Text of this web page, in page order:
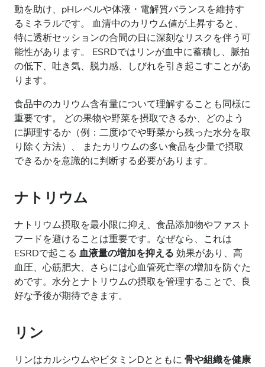
動を助け、pHレベルや体液・電解質バランスを維持す
るミネラルです。 血清中のカリウム値が上昇すると、
特に透析セッションの合間の日に深刻なリスクを伴う可
能性があります。 ESRDではリンが血中に蓄積し、脈拍
の低下、吐き気、脱力感、しびれを引き起こすことがあ
ります。
食品中のカリウム含有量について理解することも同様に
重要です。 どの果物や野菜を摂取できるか、どのよう
に調理するか（例：二度ゆでや野菜から残った水分を取
り除く方法）、 またカリウムの多い食品を少量で摂取
できるかを意識的に判断する必要があります。
ナトリウム
ナトリウム摂取を最小限に抑え、食品添加物やファスト
フードを避けることは重要です。なぜなら、これは
ESRDで起こる 血液量の増加を抑える 効果があり、高
血圧、心筋肥大、さらには心血管死亡率の増加を防ぐた
めです。水分とナトリウムの摂取を管理することで、良
好な予後が期待できます。
リン
リンはカルシウムやビタミンDとともに 骨や組織を健康